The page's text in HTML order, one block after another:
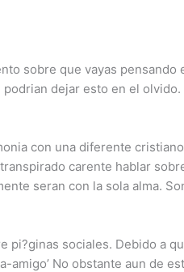
sobre que vayas
dejar esto en el olvido.
con una diferente
carente hablar
seran con la sola alma.
sociales. Debido a
No obstante aun de